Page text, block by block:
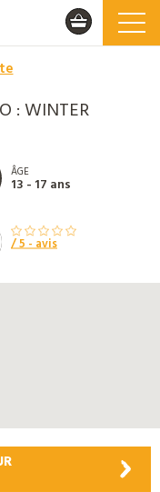
: WINTER
ÂGE
13 - 17 ans
/ 5 -avis